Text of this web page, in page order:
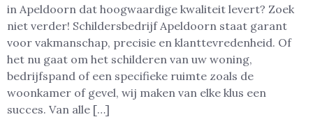
in Apeldoorn dat hoogwaardige kwaliteit levert? Zoek
niet verder! Schildersbedrijf Apeldoorn staat garant
voor vakmanschap, precisie en klanttevredenheid. Of
het nu gaat om het schilderen van uw woning,
bedrijfspand of een specifieke ruimte zoals de
woonkamer of gevel, wij maken van elke klus een
succes. Van alle […]